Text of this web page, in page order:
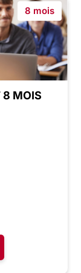
8 mois
8 MOIS